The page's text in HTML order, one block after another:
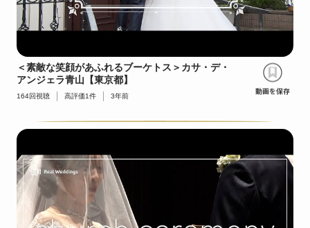
＜素敵な笑顔があふれるブーケトス＞カサ・デ・
アンジェラ青山【東京都】
164回視聴 高評価1件 3年前